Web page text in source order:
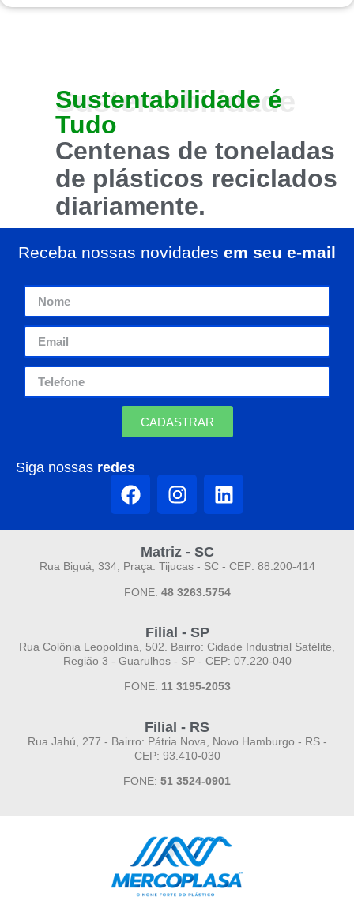
Sustentabilidade
Sustentabilidade é
Tudo
Centenas de toneladas
de plásticos reciclados
diariamente.
Receba nossas novidades em seu e-mail
CADASTRAR
Siga nossas redes
Matriz - SC
Rua Biguá, 334, Praça. Tijucas - SC - CEP: 88.200-414
FONE: 48 3263.5754
Filial - SP
Rua Colônia Leopoldina, 502. Bairro: Cidade Industrial Satélite,
Região 3 - Guarulhos - SP - CEP: 07.220-040
FONE: 11 3195-2053
Filial - RS
Rua Jahú, 277 - Bairro: Pátria Nova, Novo Hamburgo - RS -
CEP: 93.410-030
FONE: 51 3524-0901